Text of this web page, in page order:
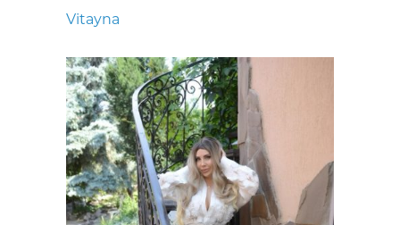
Vitayna